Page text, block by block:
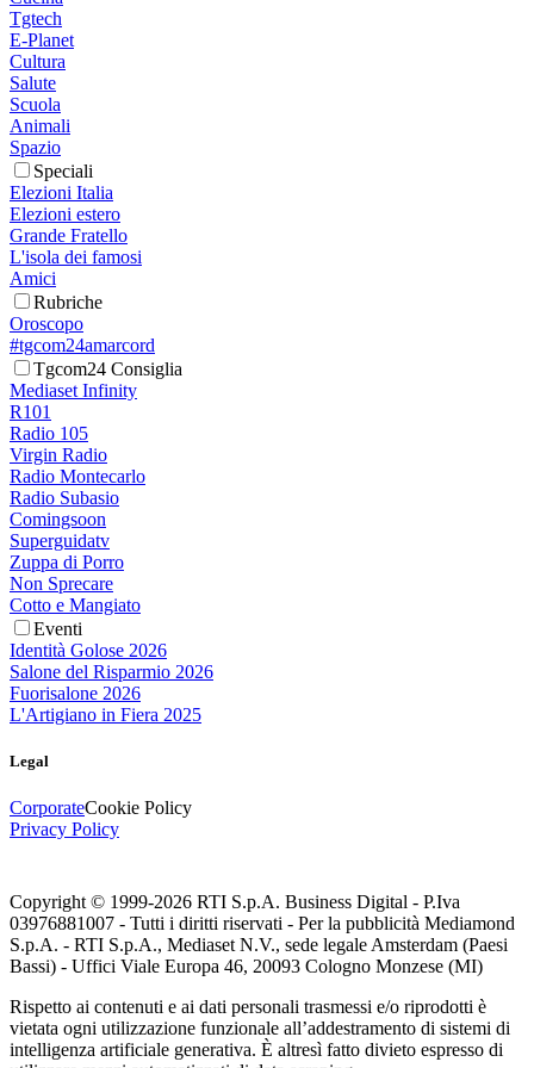
Tgtech
E-Planet
Cultura
Salute
Scuola
Animali
Spazio
Speciali
Elezioni Italia
Elezioni estero
Grande Fratello
L'isola dei famosi
Amici
Rubriche
Oroscopo
#tgcom24amarcord
Tgcom24 Consiglia
Mediaset Infinity
R101
Radio 105
Virgin Radio
Radio Montecarlo
Radio Subasio
Comingsoon
Superguidatv
Zuppa di Porro
Non Sprecare
Cotto e Mangiato
Eventi
Identità Golose 2026
Salone del Risparmio 2026
Fuorisalone 2026
L'Artigiano in Fiera 2025
Legal
CorporateCookie Policy
Privacy Policy
Copyright © 1999-2026 RTI S.p.A. Business Digital - P.Iva
03976881007 - Tutti i diritti riservati - Per la pubblicità Mediamond
S.p.A. - RTI S.p.A., Mediaset N.V., sede legale Amsterdam (Paesi
Bassi) - Uffici Viale Europa 46, 20093 Cologno Monzese (MI)
Rispetto ai contenuti e ai dati personali trasmessi e/o riprodotti è
vietata ogni utilizzazione funzionale all’addestramento di sistemi di
intelligenza artificiale generativa. È altresì fatto divieto espresso di